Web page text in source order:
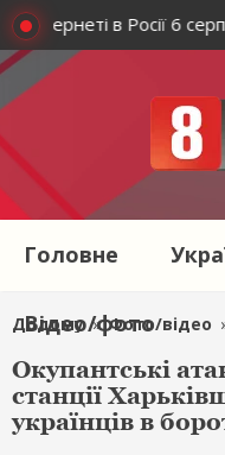
інтернеті в Росії 6
Головне
Відео/фото
Додому » Фото/відео
Окупантські
станції
українців в